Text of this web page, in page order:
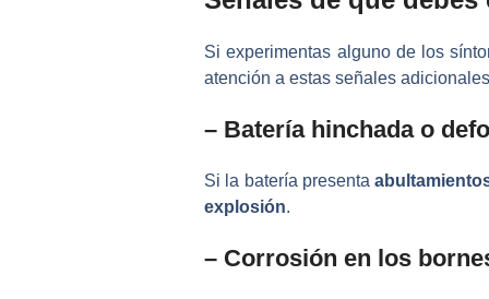
Si experimentas alguno de los
atención a estas señales
– Batería hinchada o
Si la batería presenta
explosión.
– Corrosión en los